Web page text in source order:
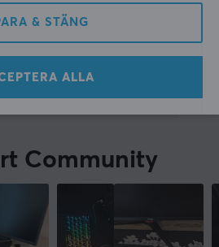
i fjol
köpare
Community
& STÄNG
ALLA